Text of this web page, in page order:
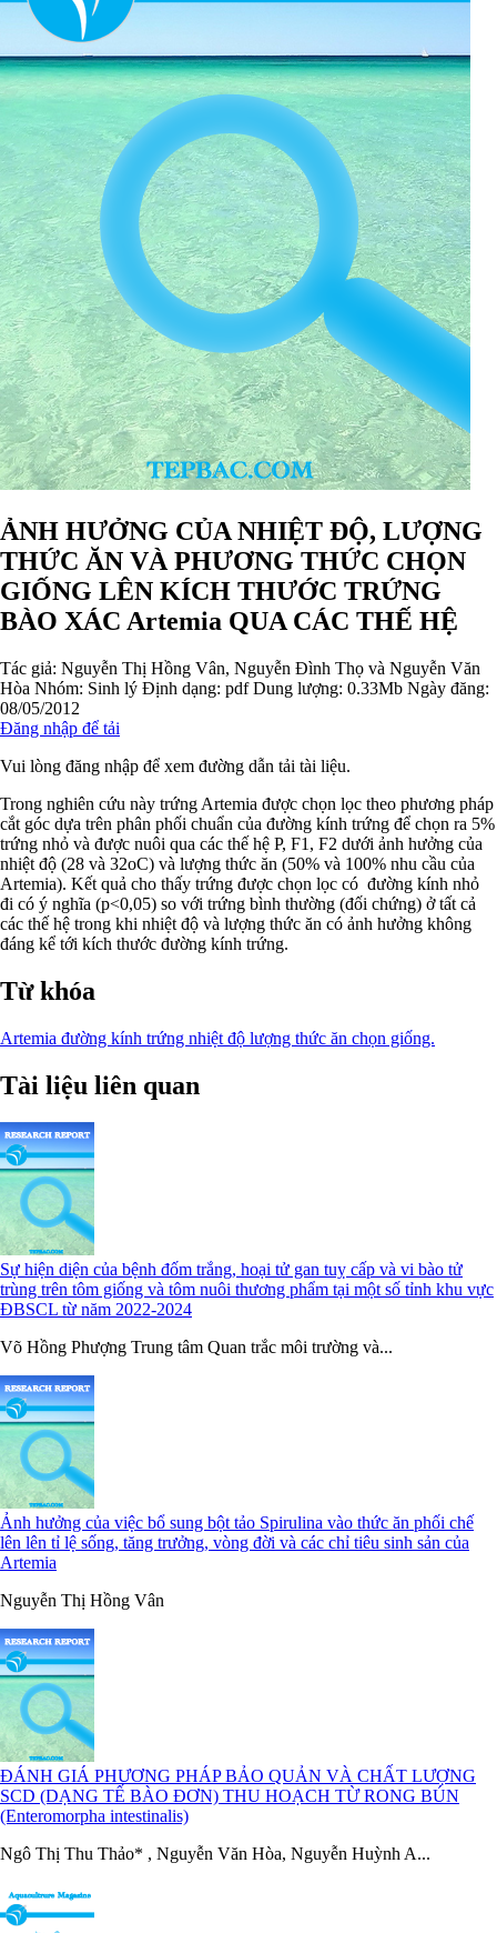
ẢNH HƯỞNG CỦA NHIỆT ĐỘ, LƯỢNG
THỨC ĂN VÀ PHƯƠNG THỨC CHỌN
GIỐNG LÊN KÍCH THƯỚC TRỨNG
BÀO XÁC Artemia QUA CÁC THẾ HỆ
Tác giả: Nguyễn Thị Hồng Vân, Nguyễn Đình Thọ và Nguyễn Văn
Hòa Nhóm: Sinh lý Định dạng: pdf Dung lượng: 0.33Mb Ngày đăng:
08/05/2012
Đăng nhập để tải
Vui lòng đăng nhập để xem đường dẫn tải tài liệu.
Trong nghiên cứu này trứng Artemia được chọn lọc theo phương pháp
cắt góc dựa trên phân phối chuẩn của đường kính trứng để chọn ra 5%
trứng nhỏ và được nuôi qua các thế hệ P, F1, F2 dưới ảnh hưởng của
nhiệt độ (28 và 32oC) và lượng thức ăn (50% và 100% nhu cầu của
Artemia). Kết quả cho thấy trứng được chọn lọc có đường kính nhỏ
đi có ý nghĩa (p<0,05) so với trứng bình thường (đối chứng) ở tất cả
các thế hệ trong khi nhiệt độ và lượng thức ăn có ảnh hưởng không
đáng kể tới kích thước đường kính trứng.
Từ khóa
Artemia đường kính trứng nhiệt độ lượng thức ăn chọn giống.
Tài liệu liên quan
Sự hiện diện của bệnh đốm trắng, hoại tử gan tuỵ cấp và vi bào tử
trùng trên tôm giống và tôm nuôi thương phẩm tại một số tỉnh khu vực
ĐBSCL từ năm 2022-2024
Võ Hồng Phượng Trung tâm Quan trắc môi trường và...
Ảnh hưởng của việc bổ sung bột tảo Spirulina vào thức ăn phối chế
lên lên tỉ lệ sống, tăng trưởng, vòng đời và các chỉ tiêu sinh sản của
Artemia
Nguyễn Thị Hồng Vân
ĐÁNH GIÁ PHƯƠNG PHÁP BẢO QUẢN VÀ CHẤT LƯỢNG
SCD (DẠNG TẾ BÀO ĐƠN) THU HOẠCH TỪ RONG BÚN
(Enteromorpha intestinalis)
Ngô Thị Thu Thảo* , Nguyễn Văn Hòa, Nguyễn Huỳnh A...